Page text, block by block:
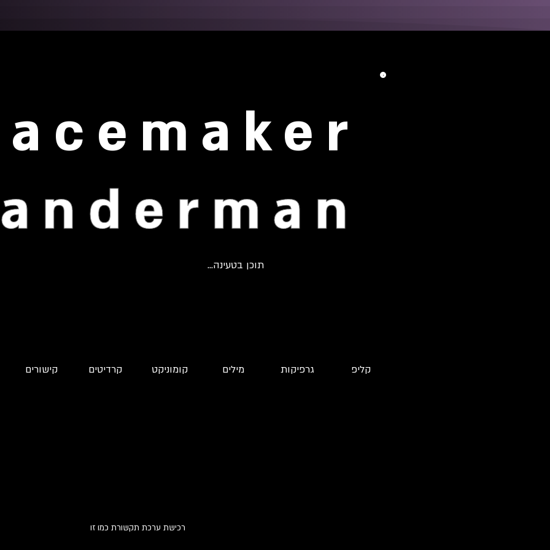
תוכן בטעינה...
קליפ גרפיקות מילים קומוניקט קרדיטים קישורים
רכישת ערכת תקשורת כמו זו